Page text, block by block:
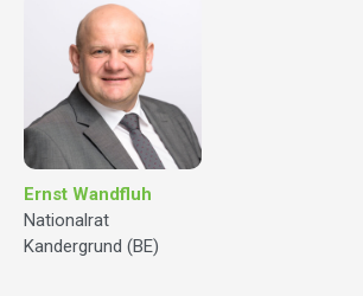
Ernst Wandfluh
Nationalrat
Kandergrund (BE)